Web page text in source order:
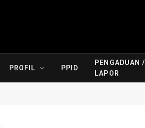
PROFIL PPID
PENGADUAN /
LAPOR